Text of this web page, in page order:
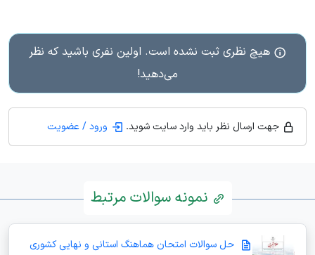
هیچ نظری ثبت نشده است. اولین نفری باشید که نظر
می‌دهید!
جهت ارسال نظر باید وارد سایت شوید. ورود / عضویت
نمونه سوالات مرتبط
حل سوالات امتحان هماهنگ استانی و نهایی کشوری